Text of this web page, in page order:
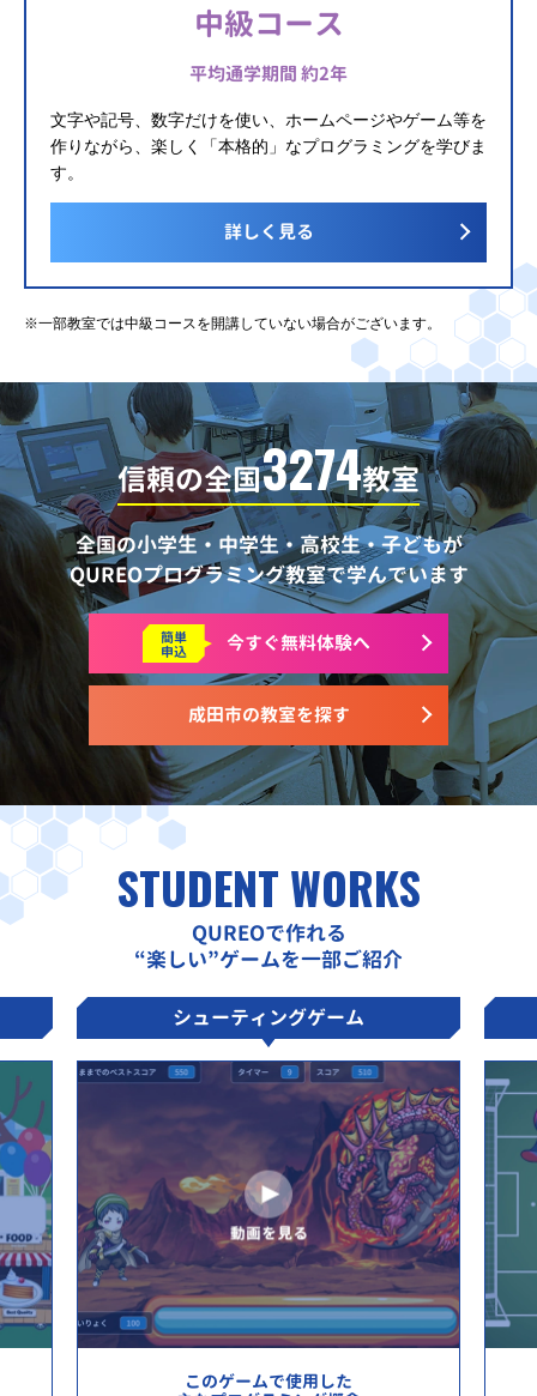
中級コース
平均通学期間 約2年
文字や記号、数字だけを使い、ホームページやゲーム等を
作りながら、楽しく「本格的」なプログラミングを学びま
す。
詳しく見る
※一部教室では中級コースを開講していない場合がございます。
信頼の全国3274教室
全国の小学生・中学生・高校生・子どもが
QUREOプログラミング教室で学んでいます
成田市の教室を探す
簡単
申込 今すぐ無料体験へ
STUDENT WORKS
QUREOで作れる
“楽しい”ゲームを一部ご紹介
シューティングゲーム
このゲームで使用した